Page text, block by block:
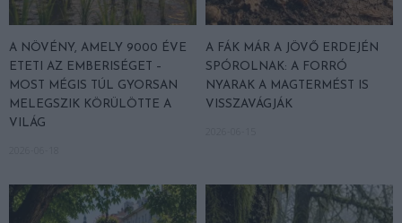
A NÖVÉNY, AMELY 9000 ÉVE
ETETI AZ EMBERISÉGET –
MOST MÉGIS TÚL GYORSAN
MELEGSZIK KÖRÜLÖTTE A
VILÁG
A FÁK MÁR A JÖVŐ ERDEJÉN
SPÓROLNAK: A FORRÓ
NYARAK A MAGTERMÉST IS
VISSZAVÁGJÁK